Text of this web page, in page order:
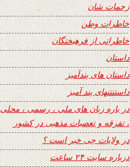
زحمات شان
خاطرات وطن
خاطراتی از فرهیختگان
داستان
داستان های پندآمیز
داستنتنهای پند آمیز
در باره زبان های ملی ، رسمی ، محلی
، تفرقه و تعصبات مذهبی در کشور
در ولایات چی خبر است ؟
درباره سایت ۲۴ ساعت